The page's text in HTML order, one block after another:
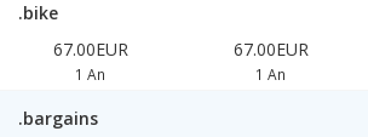
.bike
67.00EUR
1 An
67.00EUR
1 An
.bargains